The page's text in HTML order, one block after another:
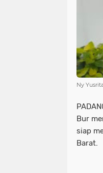
Ny
Bur
siap
Barat.